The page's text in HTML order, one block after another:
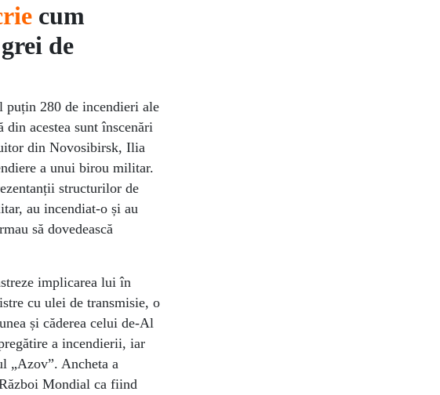
cum
de
puțin 280 de incendieri ale
acestea sunt înscenări
din Novosibirsk, Ilia
a unui birou militar.
structurilor de
au incendiat-o și au
să dovedească
implicarea lui în
cu ulei de transmisie, o
și căderea celui de-Al
a incendierii, iar
„Azov”. Ancheta a
Mondial ca fiind